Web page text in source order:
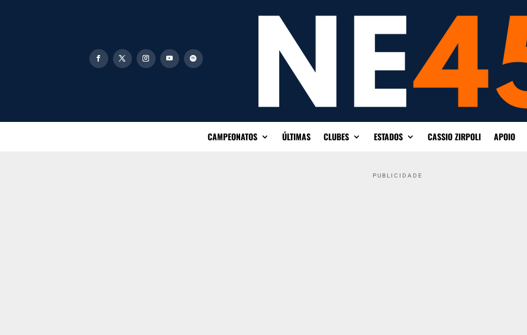
CAMPEONATOS ÚLTIMAS CLUBES ESTADOS CASSIO ZIRPOLI APOIO
PUBLICIDADE